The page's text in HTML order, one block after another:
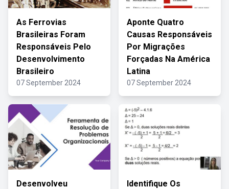
As Ferrovias
Brasileiras Foram
Responsáveis Pelo
Desenvolvimento
Brasileiro
07 September 2024
Aponte Quatro
Causas Responsáveis
Por Migrações
Forçadas Na América
Latina
07 September 2024
Desenvolveu
Identifique Os